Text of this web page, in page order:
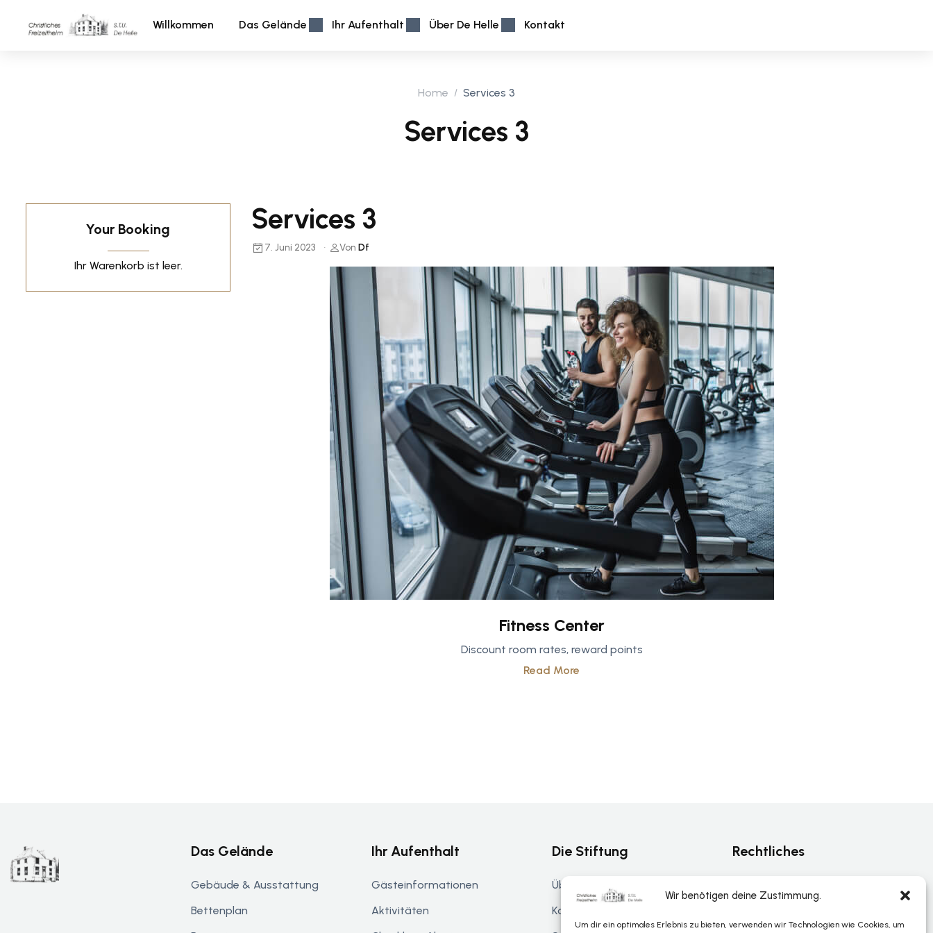
Wir benötigen deine Zustimmung.
Um dir ein optimales Erlebnis zu bieten, verwenden wir Technologien wie Cookies, um
Willkommen Das Gelände Ihr Aufenthalt Über De Helle Kontakt
Home Services 3
Services 3
Services 3
7. Juni 2023 Von Df
Fitness Center
Discount room rates, reward points
Read More
Your Booking
Ihr Warenkorb ist leer.
Das Gelände
Gebäude & Ausstattung
Bettenplan
Ihr Aufenthalt
Gästeinformationen
Aktivitäten
Die Stiftung
Über De Helle
Kontakt
Rechtliches